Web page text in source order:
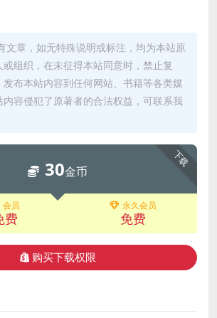
文章，如无特殊说明或标注，均为本站原
组织，在未征得本站同意时，禁止复
布本站内容到任何网站、书籍等各类媒
容侵犯了原著者的合法权益，可联系我
下载
30金币
会员
费
永久会员
免费
购买下载权限